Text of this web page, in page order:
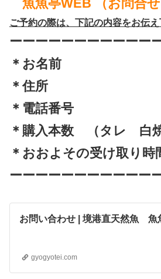
魚魚亭WEB （お問合せ
ご予約の際は、下記の内容をお伝え
ーーーーーーーーーーー
＊お名前
＊住所
＊電話番号
＊購入本数 （タレ 白焼
＊おおよその受け取り時
ーーーーーーーーーーー
お問い合わせ | 境港直天然魚 魚
gyogyotei.com